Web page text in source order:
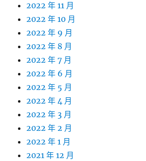
2022 年 11 月
2022 年 10 月
2022 年 9 月
2022 年 8 月
2022 年 7 月
2022 年 6 月
2022 年 5 月
2022 年 4 月
2022 年 3 月
2022 年 2 月
2022 年 1 月
2021 年 12 月